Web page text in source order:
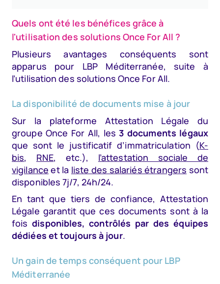
Quels ont été les bénéfices grâce à
l'utilisation des solutions Once For All ?
Plusieurs avantages conséquents sont
apparus pour LBP Méditerranée, suite à
l’utilisation des solutions Once For All.
La disponibilité de documents mise à jour
Sur la plateforme Attestation Légale du
groupe Once For All, les3 documents légaux
que sont le justificatif d’immatriculation (K-
bis, RNE, etc.), l’attestation sociale de
vigilance et la liste des salariés étrangers sont
disponibles 7j/7, 24h/24.
En tant que tiers de confiance, Attestation
Légale garantit que ces documents sont à la
foisdisponibles, contrôlés par des équipes
dédiées et toujours à jour.
Un gain de temps conséquent pour LBP
Méditerranée